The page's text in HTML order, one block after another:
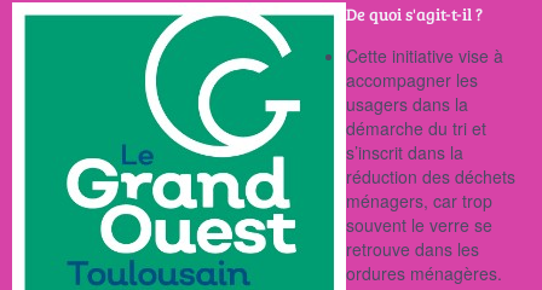
De quoi s'agit-t-il ?
Cette initiative vise à
accompagner les
usagers dans la
démarche du tri et
s’inscrit dans la
réduction des déchets
ménagers, car trop
souvent le verre se
retrouve dans les
ordures ménagères.